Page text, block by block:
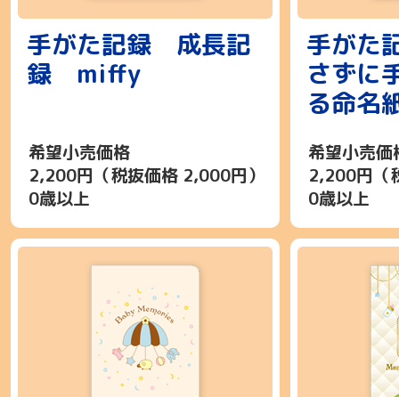
手がた記録 成長記
録 miffy
希望小売価格
2,200円（税抜価格 2,000円）
0歳以上
手がた
さずに
る命名
希望小売価
2,200円（
0歳以上